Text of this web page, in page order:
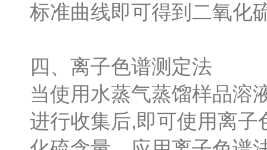
标准曲线即可得到二氧化
四、离子色谱测定法
当使用水蒸气蒸馏样品溶
进行收集后,即可使用离